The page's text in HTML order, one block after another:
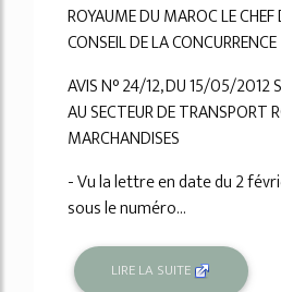
ROYAUME DU MAROC LE
CONSEIL DE LA CONCURRENCE
AVIS N° 24/12, DU 15/05/2012
AU SECTEUR DE TRANSPORT
MARCHANDISES
- Vu la lettre en date du 2
sous le numéro...
LIRE LA SUITE